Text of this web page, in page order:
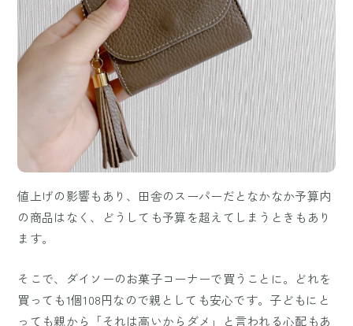
値上げの影響もあり、田舎のスーパーだとなかなか予算内
の商品はなく、どうしても予算を超えてしまうときもあり
ます。
そこで、ダイソーのお菓子コーナーで買うことに。どれを
買っても1個108円なので親としても安心です。子どもにと
っても親から「それは高いからダメ」と言われる心配もあ